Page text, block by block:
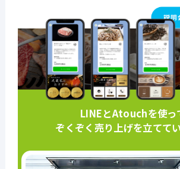
LINEとAtouchを使っ
ぞくぞく売り上げを立てて